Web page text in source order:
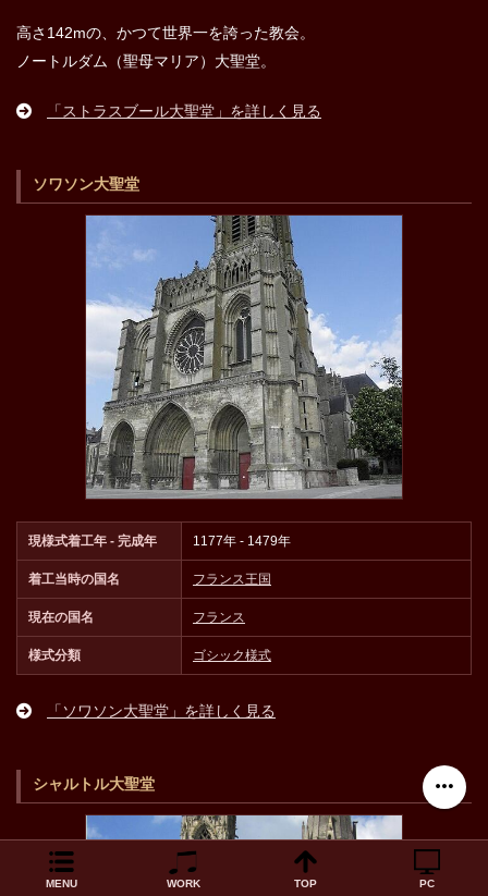
高さ142mの、かつて世界一を誇った教会。
ノートルダム（聖母マリア）大聖堂。
「ストラスブール大聖堂」を詳しく見る
ソワソン大聖堂
現様式着工年 - 完成年 1177年 - 1479年
着工当時の国名 フランス王国
現在の国名 フランス
様式分類 ゴシック様式
「ソワソン大聖堂」を詳しく見る
シャルトル大聖堂
MENU WORK TOP PC